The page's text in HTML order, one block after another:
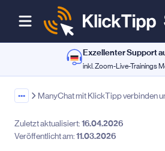
Exzellenter Support
inkl. Zoom-Live-Trainings
••• ManyChat mit KlickTipp verbinden
Zuletzt aktualisiert:16.04.2026
Veröffentlicht am:11.03.2026